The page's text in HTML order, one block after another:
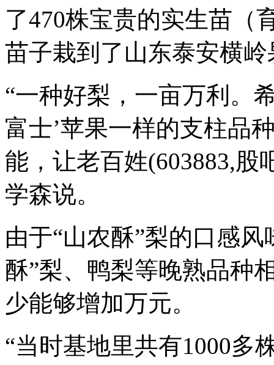
了470株宝贵的实生苗（
苗子栽到了山东泰安横
“一种好梨，一亩万利。
富士’苹果一样的支柱品
能，让老百姓(603883,股
学森说。
由于“山农酥”梨的口感
酥”梨、鸭梨等晚熟品种
少能够增加万元。
“当时基地里共有1000多